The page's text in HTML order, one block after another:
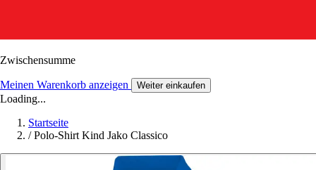
Zwischensumme
Meinen Warenkorb anzeigen Weiter einkaufen
Loading...
Startseite
/ Polo-Shirt Kind Jako Classico